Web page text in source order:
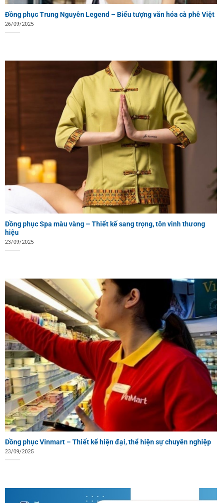
Đồng phục Trung Nguyên Legend – Biểu tượng văn hóa cà phê Việt
26/09/2025
Đồng phục Spa màu vàng – Thiết kế sang trọng, tôn vinh thương
hiệu
23/09/2025
Đồng phục Vinmart – Thiết kế hiện đại, thể hiện sự chuyên nghiệp
23/09/2025